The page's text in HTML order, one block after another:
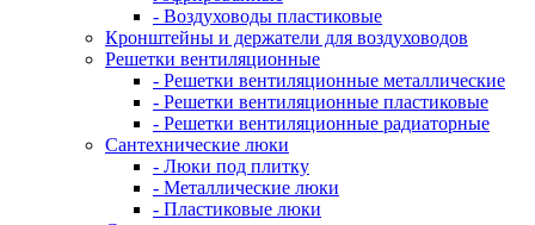
- Воздуховоды пластиковые
Кронштейны и держатели для воздуховодов
Решетки вентиляционные
- Решетки вентиляционные металлические
- Решетки вентиляционные пластиковые
- Решетки вентиляционные радиаторные
Сантехнические люки
- Люки под плитку
- Металлические люки
- Пластиковые люки